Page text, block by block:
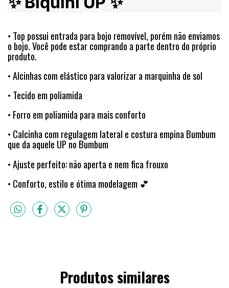
• Top possui entrada para bojo removível, porém não enviamos
o bojo. Você pode estar comprando a parte dentro do próprio
produto.
• Alcinhas com elástico para valorizar a marquinha de sol
• Tecido em poliamida
• Forro em poliamida para mais conforto
• Calcinha com regulagem lateral e costura empina Bumbum
que da aquele UP no Bumbum
• Ajuste perfeito: não aperta e nem fica frouxo
• Conforto, estilo e ótima modelagem 💕
Produtos similares